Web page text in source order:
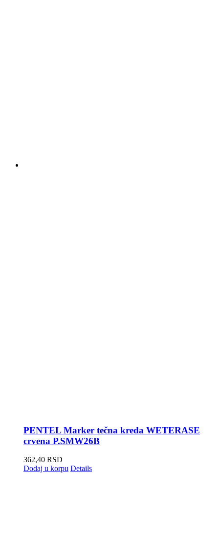
PENTEL Marker tečna kreda WETERASE
crvena P.SMW26B
362,40 RSD
Dodaj u korpu Details